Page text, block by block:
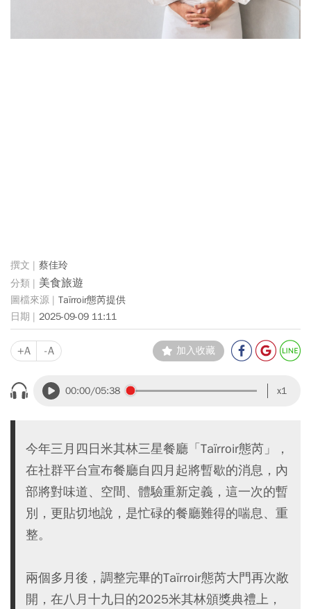
蔡佳玲
美食旅遊
Taïrroir態芮提供
2025-09-09 11:11
+A -A 加入收藏
00:00/05:38 x1
今年三月四日米其林三星餐廳「Taïrroir態芮」，
在社群平台宣布餐廳自四月起將暫歇的消息，內
部將對味道、空間、體驗重新定義，這一次的暫
別，更貼切地說，是忙碌的餐廳難得的喘息、重
整。
兩個多月後，調整完畢的Taïrroir態芮大門再次敞
開，在八月十九日的2025米其林頒獎典禮上，